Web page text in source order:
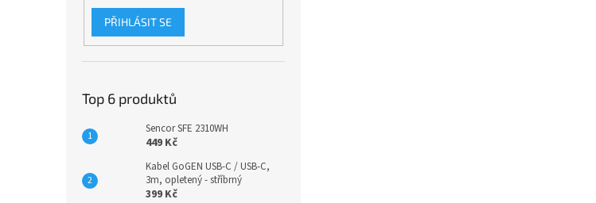
PŘIHLÁSIT SE
Top 6 produktů
Sencor SFE 2310WH
449 Kč
Kabel GoGEN USB-C / USB-C,
3m, opletený - stříbrný
399 Kč